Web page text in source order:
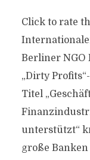
Click to rate
Berliner NGO
„Dirty
Titel
unterstützt“
große